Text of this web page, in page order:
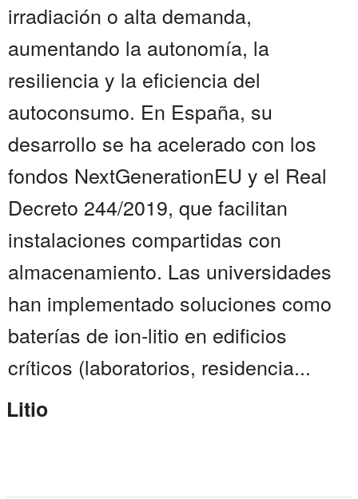
irradiación o alta demanda,
aumentando la autonomía, la
resiliencia y la eficiencia del
autoconsumo. En España, su
desarrollo se ha acelerado con los
fondos NextGenerationEU y el Real
Decreto 244/2019, que facilitan
instalaciones compartidas con
almacenamiento. Las universidades
han implementado soluciones como
baterías de ion-litio en edificios
críticos (laboratorios, residencia...
Litio